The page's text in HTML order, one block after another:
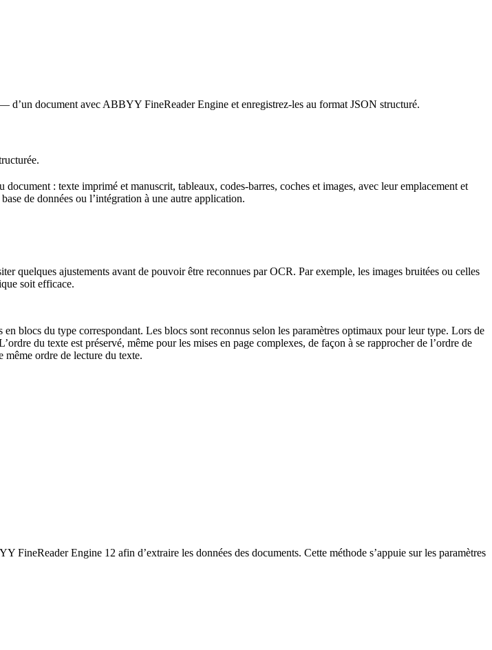
document avec ABBYY FineReader Engine et enregistrez-les au format JSON structuré.
: texte imprimé et manuscrit, tableaux, codes-barres, coches et images, avec leur emplacement et
de données ou l’intégration à une autre application.
quelques ajustements avant de pouvoir être reconnues par OCR. Par exemple, les images bruitées ou celles
soit efficace.
blocs du type correspondant. Les blocs sont reconnus selon les paramètres optimaux pour leur type. Lors de
du texte est préservé, même pour les mises en page complexes, de façon à se rapprocher de l’ordre de
même ordre de lecture du texte.
Engine 12 afin d’extraire les données des documents. Cette méthode s’appuie sur les paramètres